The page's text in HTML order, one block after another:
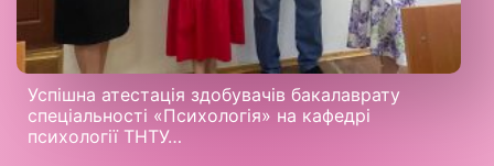
Успішна атестація здобувачів бакалаврату
спеціальності «Психологія» на кафедрі
психології ТНТУ…